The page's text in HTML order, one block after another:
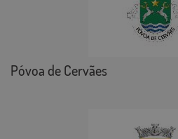
Póvoa de Cervães